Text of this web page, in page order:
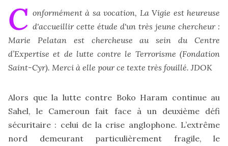
C onformément à sa vocation, La Vigie est heureuse
d'accueillir cette étude d'un très jeune chercheur :
Marie Pelatan est chercheuse au sein du Centre
d’Expertise et de lutte contre le Terrorisme (Fondation
Saint-Cyr). Merci à elle pour ce texte très fouillé. JDOK
Alors que la lutte contre Boko Haram continue au
Sahel, le Cameroun fait face à un deuxième défi
sécuritaire : celui de la crise anglophone. L’extrême
nord demeurant particulièrement fragile, le